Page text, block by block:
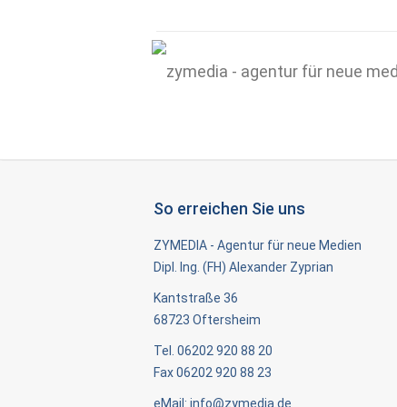
So erreichen Sie uns
ZYMEDIA - Agentur für neue Medien
Dipl. Ing. (FH) Alexander Zyprian
Kantstraße 36
68723 Oftersheim
Tel. 06202 920 88 20
Fax 06202 920 88 23
eMail:info@zymedia.de